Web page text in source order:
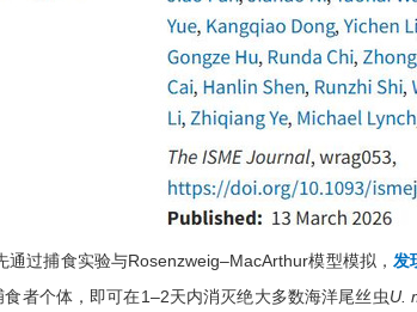
通过捕食实验与Rosenzweig–MacArthur模型模拟， 发
食者个体，即可在1–2天内消灭绝大多数海洋尾丝虫U.